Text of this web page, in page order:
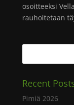
osoitteeksi
rauhoitetaan
Recent
Pimiä 2026